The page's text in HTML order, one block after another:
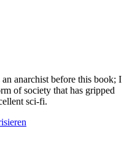
anarchist before this book; I
of society that has gripped
sci-fi.